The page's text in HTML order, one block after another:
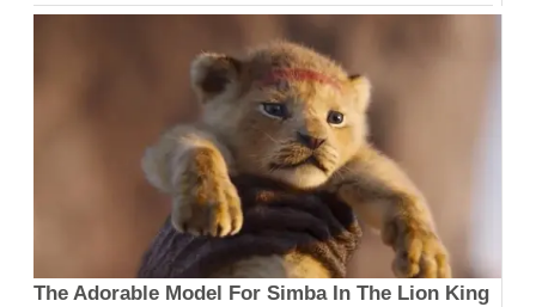
The Adorable Model For Simba In The Lion King